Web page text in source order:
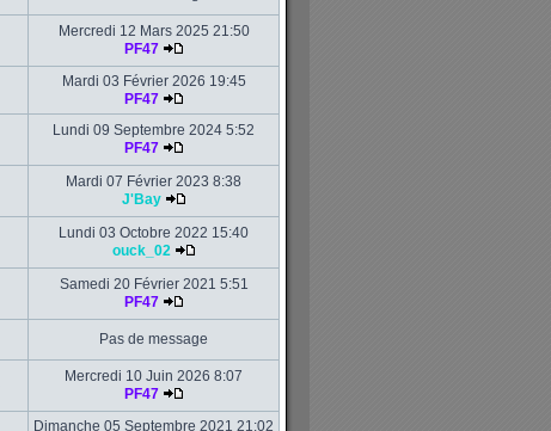
Mercredi 12 Mars 2025 21:50
PF47
Mardi 03 Février 2026 19:45
PF47
Lundi 09 Septembre 2024 5:52
PF47
Mardi 07 Février 2023 8:38
J'Bay
Lundi 03 Octobre 2022 15:40
ouck_02
Samedi 20 Février 2021 5:51
PF47
Pas de message
Mercredi 10 Juin 2026 8:07
PF47
Dimanche 05 Septembre 2021 21:02